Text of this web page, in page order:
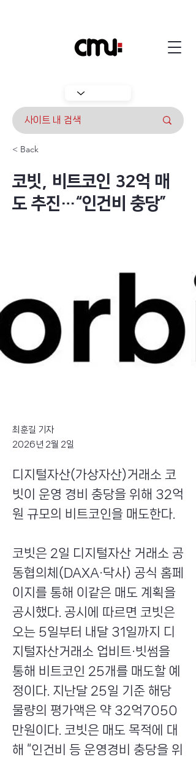
< Back
코빗, 비트코인 32억 매
도 추진…“인건비 충당”
최훈길 기자
2026년 2월 2일
디지털자산(가상자산)거래소 코
빗이 운영 경비 충당을 위해 32억
원 규모의 비트코인을 매도한다.
코빗은 2일 디지털자산 거래소 공
동협의체(DAXA·닥사) 공식 홈페
이지를 통해 이같은 매도 계획을
공시했다. 공시에 따르면 코빗은
오는 5일부터 내달 31일까지 디
지털자산거래소 업비트·빗썸을
통해 비트코인 25개를 매도할 예
정이다. 지난달 25일 기준 해당
물량의 평가액은 약 32억7050
만원이다. 코빗은 매도 목적에 대
해 “인건비 등 운영경비 충당을 위